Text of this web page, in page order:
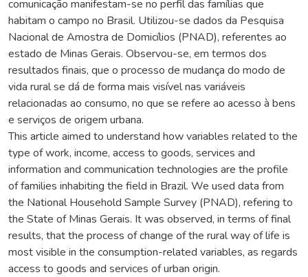
comunicação manifestam-se no perfil das famílias que
habitam o campo no Brasil. Utilizou-se dados da Pesquisa
Nacional de Amostra de Domicílios (PNAD), referentes ao
estado de Minas Gerais. Observou-se, em termos dos
resultados finais, que o processo de mudança do modo de
vida rural se dá de forma mais visível nas variáveis
relacionadas ao consumo, no que se refere ao acesso à bens
e serviços de origem urbana.
This article aimed to understand how variables related to the
type of work, income, access to goods, services and
information and communication technologies are the profile
of families inhabiting the field in Brazil. We used data from
the National Household Sample Survey (PNAD), refering to
the State of Minas Gerais. It was observed, in terms of final
results, that the process of change of the rural way of life is
most visible in the consumption-related variables, as regards
access to goods and services of urban origin.